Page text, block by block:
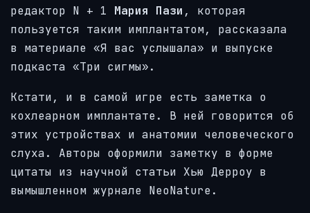
редактор N + 1 Мария Пази , которая
пользуется таким имплантатом, рассказала
в материале «Я вас услышала» и выпуске
подкаста «Три сигмы».
Кстати, и в самой игре есть заметка о
кохлеарном имплантате. В ней говорится об
этих устройствах и анатомии человеческого
слуха. Авторы оформили заметку в форме
цитаты из научной статьи Хью Дерроу в
вымышленном журнале NeoNature.